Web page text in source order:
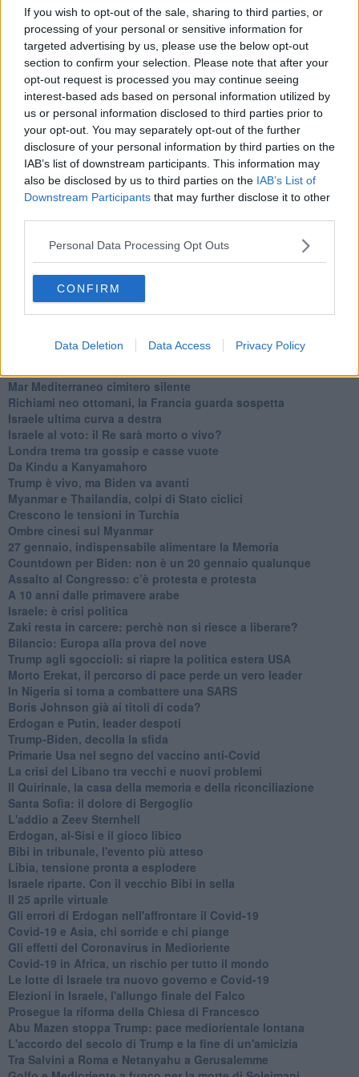
If you wish to opt-out of the sale, sharing to third parties, or
processing of your personal or sensitive information for
targeted advertising by us, please use the below opt-out
section to confirm your selection. Please note that after your
opt-out request is processed you may continue seeing
interest-based ads based on personal information utilized by
us or personal information disclosed to third parties prior to
your opt-out. You may separately opt-out of the further
disclosure of your personal information by third parties on the
IAB’s list of downstream participants. This information may
also be disclosed by us to third parties on the IAB’s List of
Downstream Participants that may further disclose it to other
Personal Data Processing Opt Outs
CONFIRM
Data Deletion Data Access Privacy Policy
Natale da incubo per Boris Johnson
La questione Ucraina
Cipro, un ponte dove si mischiano le culture
Una vigilia di Natale per un nuovo Rais
La questione israelo-palestinese ignorata dal G20
Erdogan continua a sfidare l'Occidente
Libano, collasso economico e guerra civile
Johnson, da Trump a Biden alla Brexit
L'AUKUS e il Quad
Biden, primo presidente USA non in guerra
Papa Bergoglio vedrà Viktor Orbán
Bennet, un giorno in attesa di Biden
​La lenta agonia del Libano
Sudafrica, è allarme alimentare
Usa di nuovo al centro della geopolitica internazionale
L’appuntamento di Israele con il cambiamento
La farsa delle elezioni in Siria
In Medioriente non ci sono favole, solo realtà
Niente di nuovo in Medioriente
La forza di Boris Johnson
Mar Mediterraneo cimitero silente
Richiami neo ottomani, la Francia guarda sospetta
Israele ultima curva a destra
Israele al voto: il Re sarà morto o vivo?
Londra trema tra gossip e casse vuote
Da Kindu a Kanyamahoro
Trump è vivo, ma Biden va avanti
Myanmar e Thailandia, colpi di Stato ciclici
Crescono le tensioni in Turchia
Ombre cinesi sul Myanmar
27 gennaio, indispensabile alimentare la Memoria
Countdown per Biden: non è un 20 gennaio qualunque
Assalto al Congresso: c’è protesta e protesta
A 10 anni dalle primavere arabe
Israele: è crisi politica
Zaki resta in carcere: perchè non si riesce a liberare?
Bilancio: Europa alla prova del nove
Trump agli sgoccioli: si riapre la politica estera USA
Morto Erekat, il percorso di pace perde un vero leader
In Nigeria si torna a combattere una SARS
Boris Johnson già ai titoli di coda?
Erdogan e Putin, leader despoti
Trump-Biden, decolla la sfida
Primarie Usa nel segno del vaccino anti-Covid
La crisi del Libano tra vecchi e nuovi problemi
Il Quirinale, la casa della memoria e della riconciliazione
Santa Sofia: il dolore di Bergoglio
L'addio a ​Zeev Sternhell
Erdogan, al-Sisi e il gioco libico
Bibi in tribunale, l'evento più atteso
Libia, tensione pronta a esplodere
Israele riparte. Con il vecchio Bibi in sella
Il 25 aprile virtuale
Gli errori di Erdogan nell'affrontare il Covid-19
Covid-19 e Asia, chi sorride e chi piange
Gli effetti del Coronavirus in Medioriente
Covid-19 in Africa, un rischio per tutto il mondo
Le lotte di Israele tra nuovo governo e Covid-19
Elezioni in Israele, l'allungo finale del Falco
Prosegue la riforma della Chiesa di Francesco
Abu Mazen stoppa Trump: pace mediorientale lontana
L'accordo del secolo di Trump e la fine di un'amicizia
Tra Salvini a Roma e Netanyahu a Gerusalemme